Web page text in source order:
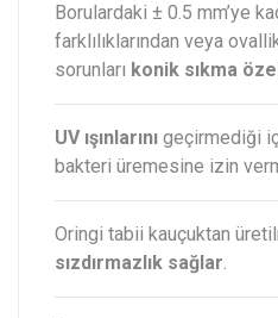
Borulardaki ± 0.5 mm’ye
farklılıklarından veya
sorunları konik sıkma
UV ışınlarını geçirmediği
bakteri üremesine izin
Oringi tabii kauçuktan
sızdırmazlık sağlar.